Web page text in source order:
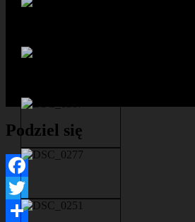
Podziel się
Facebook
Twitter